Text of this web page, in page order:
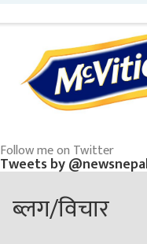
Follow me on Twitter
Tweets by
ब्लग/विचार